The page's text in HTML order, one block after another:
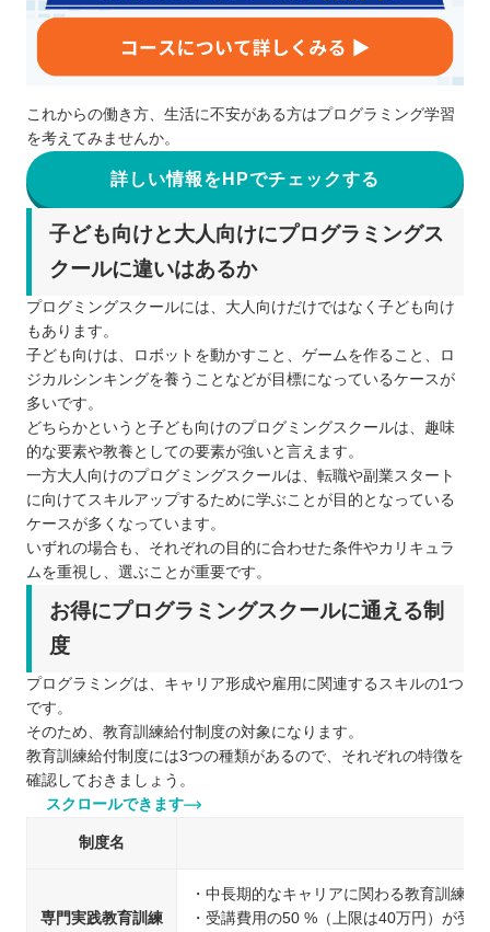
これからの働き方、生活に不安がある方はプログラミング学習
を考えてみませんか。
詳しい情報をHPでチェックする
子ども向けと大人向けにプログラミングス
クールに違いはあるか
プログミングスクールには、大人向けだけではなく子ども向け
もあります。
子ども向けは、ロボットを動かすこと、ゲームを作ること、ロ
ジカルシンキングを養うことなどが目標になっているケースが
多いです。
どちらかというと子ども向けのプログミングスクールは、趣味
的な要素や教養としての要素が強いと言えます。
一方大人向けのプログミングスクールは、転職や副業スタート
に向けてスキルアップするために学ぶことが目的となっている
ケースが多くなっています。
いずれの場合も、それぞれの目的に合わせた条件やカリキュラ
ムを重視し、選ぶことが重要です。
お得にプログラミングスクールに通える制
度
プログラミングは、キャリア形成や雇用に関連するスキルの1つ
です。
そのため、教育訓練給付制度の対象になります。
教育訓練給付制度には3つの種類があるので、それぞれの特徴を
確認しておきましょう。
スクロールできます
制度名
専門実践教育訓練
・中長期的なキャリアに関わる教育訓練が
・受講費用の50 %（上限は40万円）が受